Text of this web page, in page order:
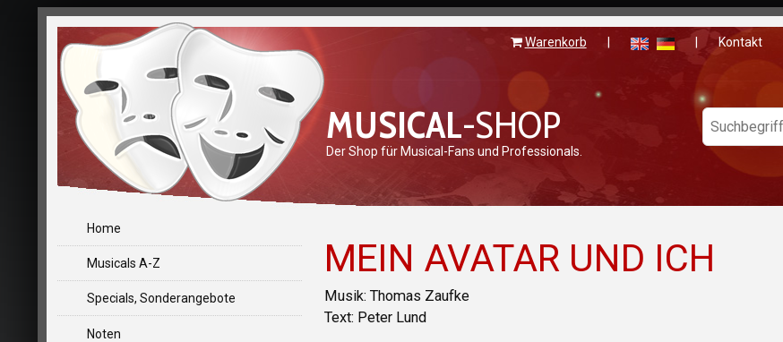
MUSICAL-SHOP
Warenkorb Kontakt
Der Shop für Musical-Fans und Professionals.
Home
Musicals A-Z
Specials, Sonderangebote
Noten
MEIN AVATAR UND ICH
Musik: Thomas Zaufke
Text: Peter Lund